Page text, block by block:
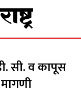
सी. व कापूस
मागणी